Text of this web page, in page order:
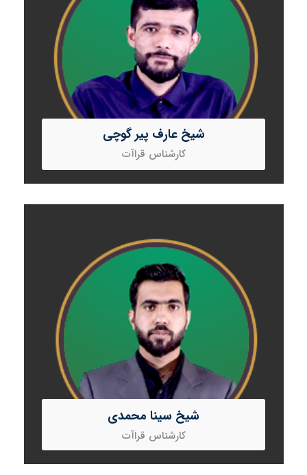
شیخ عارف پیر گوچی
کارشناس قراآت
شیخ سینا محمدی
کارشناس قراآت